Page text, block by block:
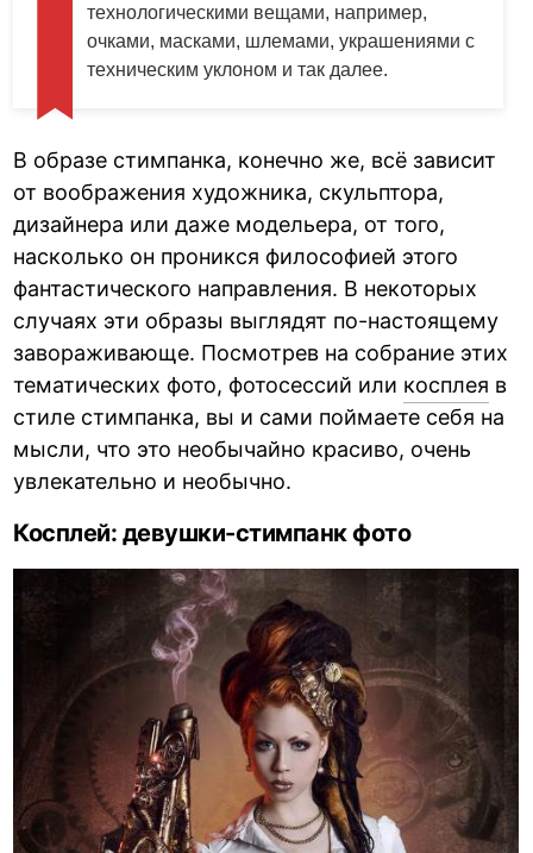
технологическими вещами, например,
очками, масками, шлемами, украшениями с
техническим уклоном и так далее.
В образе стимпанка, конечно же, всё зависит
от воображения художника, скульптора,
дизайнера или даже модельера, от того,
насколько он проникся философией этого
фантастического направления. В некоторых
случаях эти образы выглядят по-настоящему
завораживающе. Посмотрев на собрание этих
тематических фото, фотосессий или косплея в
стиле стимпанка, вы и сами поймаете себя на
мысли, что это необычайно красиво, очень
увлекательно и необычно.
Косплей: девушки-стимпанк фото